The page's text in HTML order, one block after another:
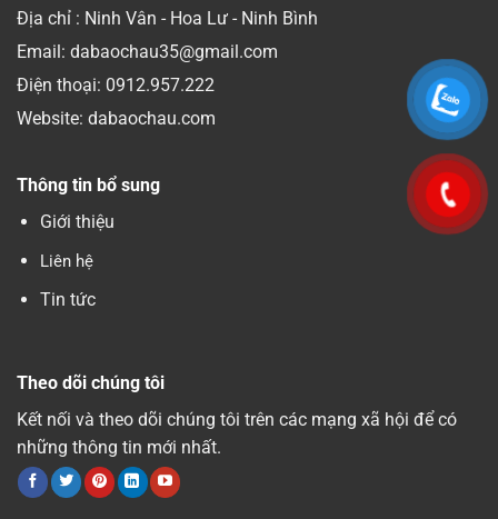
Địa chỉ : Ninh Vân - Hoa Lư - Ninh Bình
Email: dabaochau35@gmail.com
Điện thoại: 0912.957.222
Website: dabaochau.com
Thông tin bổ sung
Giới thiệu
Liên hệ
Tin tức
Theo dõi chúng tôi
Kết nối và theo dõi chúng tôi trên các mạng xã hội để có
những thông tin mới nhất.